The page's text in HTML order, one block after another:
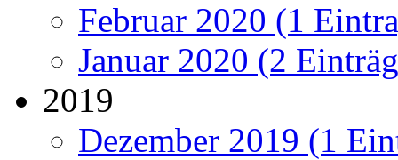
Februar 2020 (1
Januar 2020 (2
2019
Dezember 2019 (1